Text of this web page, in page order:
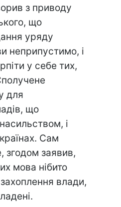
з приводу
що
уряду
неприпустимо, і
у себе тих,
для
що
і
Сам
згодом заявив,
мова нібито
влади,